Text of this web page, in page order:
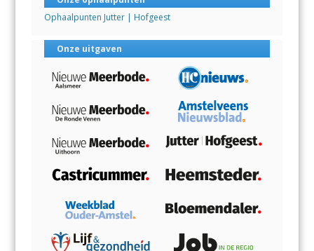
Ophaalpunten Jutter | Hofgeest
Onze uitgaven